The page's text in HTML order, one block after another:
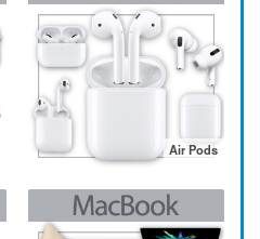
Air Pods